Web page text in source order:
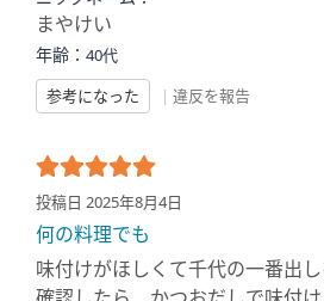
まやけい
年齢： 40代
参考になった
| 違反を報告
投稿日 2025年8月4日
何の料理でも
味付けがほしくて千代の一番出